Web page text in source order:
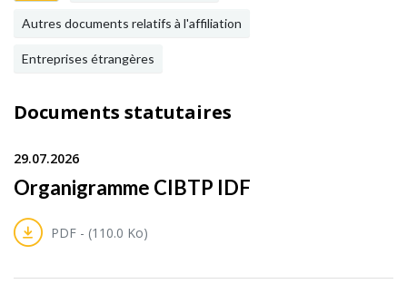
Autres documents relatifs à l'affiliation
Entreprises étrangères
Documents statutaires
29.07.2026
Organigramme CIBTP IDF
PDF - (110.0 Ko)